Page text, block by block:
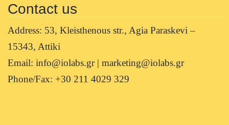
Contact us
Address: 53, Kleisthenous str., Agia Paraskevi –
15343, Attiki
Email: info@iolabs.gr | marketing@iolabs.gr
Phone/Fax: +30 211 4029 329